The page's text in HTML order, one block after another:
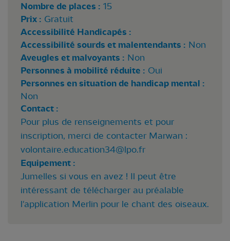
Nombre de places : 15
Prix : Gratuit
Accessibilité Handicapés :
Accessibilité sourds et malentendants : Non
Aveugles et malvoyants : Non
Personnes à mobilité réduite : Oui
Personnes en situation de handicap mental :
Non
Contact :
Pour plus de renseignements et pour
inscription, merci de contacter Marwan :
volontaire.education34@lpo.fr
Equipement :
Jumelles si vous en avez ! Il peut être
intéressant de télécharger au préalable
l'application Merlin pour le chant des oiseaux.